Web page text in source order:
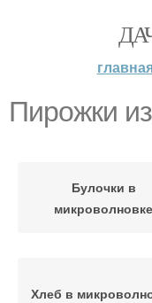
Пирожки
Булочки в
микроволновке
Хлеб в